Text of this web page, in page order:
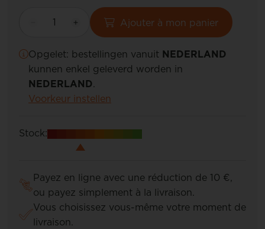
Ajouter à mon panier
Opgelet: bestellingen vanuit NEDERLAND
kunnen enkel geleverd worden in
NEDERLAND.
Voorkeur instellen
Stock:
Payez en ligne avec une réduction de 10 €,
ou payez simplement à la livraison.
Vous choisissez vous-même votre moment de
livraison.